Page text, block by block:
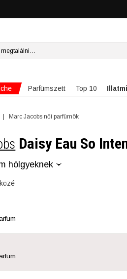
Parfümszett Top 10
Marc Jacobs női parfümök
Daisy Eau So
hölgyeknek